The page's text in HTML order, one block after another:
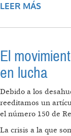
LEER MÁS
El
en lucha
Debido a los
reeditamos un
el número 150 de
La crisis a la que